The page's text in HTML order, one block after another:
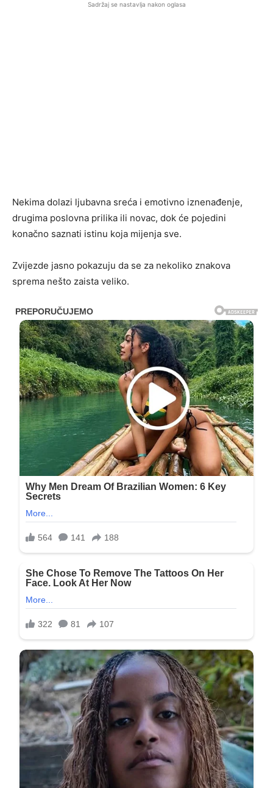
Sadržaj se nastavlja nakon oglasa
Nekima dolazi ljubavna sreća i emotivno iznenađenje,
drugima poslovna prilika ili novac, dok će pojedini
konačno saznati istinu koja mijenja sve.
Zvijezde jasno pokazuju da se za nekoliko znakova
sprema nešto zaista veliko.